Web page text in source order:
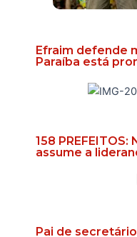
Efraim defende
Paraíba está
158
assume a
Pai de